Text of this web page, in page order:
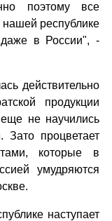
поэтому все
нашей республике
в России", -
действительно
продукции
еще не научились
Зато процветает
которые в
умудряются
наступает